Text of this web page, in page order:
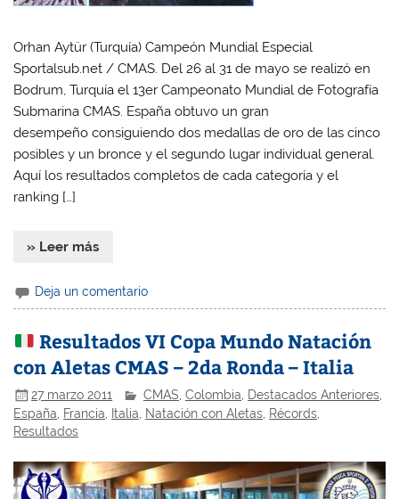
Orhan Aytür (Turquía) Campeón Mundial Especial
Sportalsub.net / CMAS. Del 26 al 31 de mayo se realizó en
Bodrum, Turquía el 13er Campeonato Mundial de Fotografía
Submarina CMAS. España obtuvo un gran
desempeño consiguiendo dos medallas de oro de las cinco
posibles y un bronce y el segundo lugar individual general.
Aquí los resultados completos de cada categoría y el
ranking […]
» Leer más
Deja un comentario
Resultados VI Copa Mundo Natación
con Aletas CMAS – 2da Ronda – Italia
27 marzo 2011 CMAS ,Colombia Destacados Anteriores
España
Francia Italia Natación con Aletas Récords
Resultados